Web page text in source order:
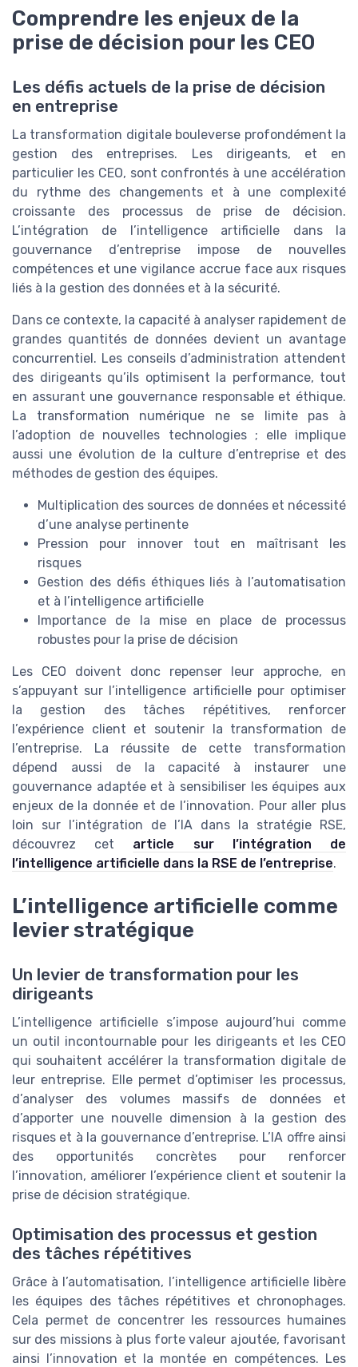
Comprendre les enjeux de la
prise de décision pour les CEO
Les défis actuels de la prise de décision
en entreprise
La transformation digitale bouleverse profondément la
gestion des entreprises. Les dirigeants, et en
particulier les CEO, sont confrontés à une accélération
du rythme des changements et à une complexité
croissante des processus de prise de décision.
L’intégration de l’intelligence artificielle dans la
gouvernance d’entreprise impose de nouvelles
compétences et une vigilance accrue face aux risques
liés à la gestion des données et à la sécurité.
Dans ce contexte, la capacité à analyser rapidement de
grandes quantités de données devient un avantage
concurrentiel. Les conseils d’administration attendent
des dirigeants qu’ils optimisent la performance, tout
en assurant une gouvernance responsable et éthique.
La transformation numérique ne se limite pas à
l’adoption de nouvelles technologies ; elle implique
aussi une évolution de la culture d’entreprise et des
méthodes de gestion des équipes.
Multiplication des sources de données et nécessité
d’une analyse pertinente
Pression pour innover tout en maîtrisant les
risques
Gestion des défis éthiques liés à l’automatisation
et à l’intelligence artificielle
Importance de la mise en place de processus
robustes pour la prise de décision
Les CEO doivent donc repenser leur approche, en
s’appuyant sur l’intelligence artificielle pour optimiser
la gestion des tâches répétitives, renforcer
l’expérience client et soutenir la transformation de
l’entreprise. La réussite de cette transformation
dépend aussi de la capacité à instaurer une
gouvernance adaptée et à sensibiliser les équipes aux
enjeux de la donnée et de l’innovation. Pour aller plus
loin sur l’intégration de l’IA dans la stratégie RSE,
découvrez cet article sur l’intégration de
l’intelligence artificielle dans la RSE de l’entreprise.
L’intelligence artificielle comme
levier stratégique
Un levier de transformation pour les
dirigeants
L’intelligence artificielle s’impose aujourd’hui comme
un outil incontournable pour les dirigeants et les CEO
qui souhaitent accélérer la transformation digitale de
leur entreprise. Elle permet d’optimiser les processus,
d’analyser des volumes massifs de données et
d’apporter une nouvelle dimension à la gestion des
risques et à la gouvernance d’entreprise. L’IA offre ainsi
des opportunités concrètes pour renforcer
l’innovation, améliorer l’expérience client et soutenir la
prise de décision stratégique.
Optimisation des processus et gestion
des tâches répétitives
Grâce à l’automatisation, l’intelligence artificielle libère
les équipes des tâches répétitives et chronophages.
Cela permet de concentrer les ressources humaines
sur des missions à plus forte valeur ajoutée, favorisant
ainsi l’innovation et la montée en compétences. Les